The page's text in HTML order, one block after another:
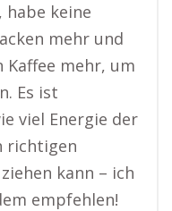
keine
mehr und
Kaffee mehr, um
Es ist
viel Energie der
richtigen
kann – ich
empfehlen!